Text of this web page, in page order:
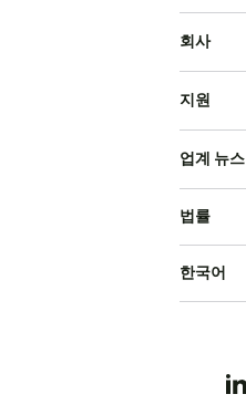
회사
지원
업계 뉴스
법률
한국어